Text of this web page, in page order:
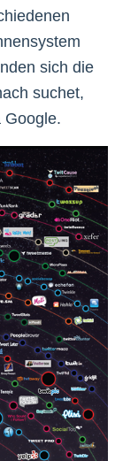
sich die
suchet,
Google.